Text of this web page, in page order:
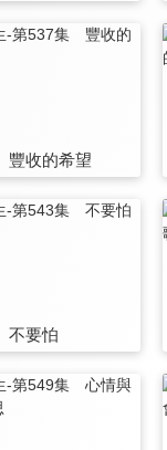
收的希望
要怕